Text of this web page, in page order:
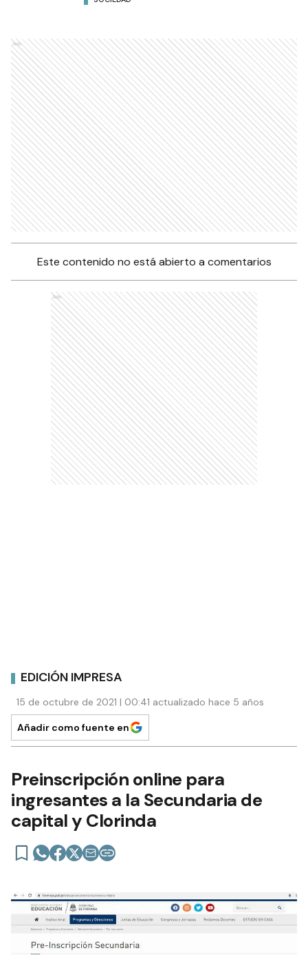
Ads
Este contenido no está abierto a comentarios
Ads
EDICIÓN IMPRESA
15 de octubre de 2021 | 00:41 actualizado hace 5 años
Añadir como fuente en
Preinscripción online para
ingresantes a la Secundaria de
capital y Clorinda